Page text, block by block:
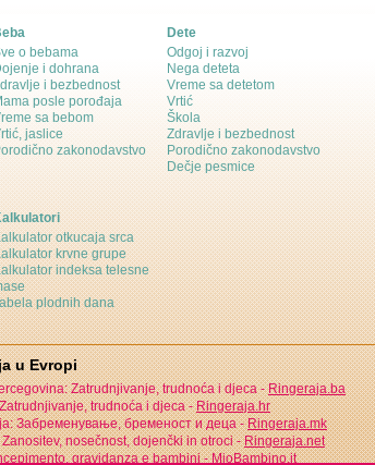
o bebama
i dohrana
i bezbednost
posle porođaja
sa bebom
jaslice
zakonodavstvo
Dete
Odgoj i razvoj
Nega deteta
Vreme sa detetom
Vrtić
Škola
Zdravlje i bezbednost
Porodično zakonodavstvo
Dečje pesmice
otkucaja srca
krvne grupe
indeksa telesne
plodnih dana
u Evropi
Zatrudnjivanje, trudnoća i djeca -Ringeraja.ba
trudnoća i djeca -Ringeraja.hr
Забременување, бременост и деца -Ringeraja.mk
nosečnost, dojenčki in otroci -Ringeraja.net
gravidanza e bambini -MioBambino.it